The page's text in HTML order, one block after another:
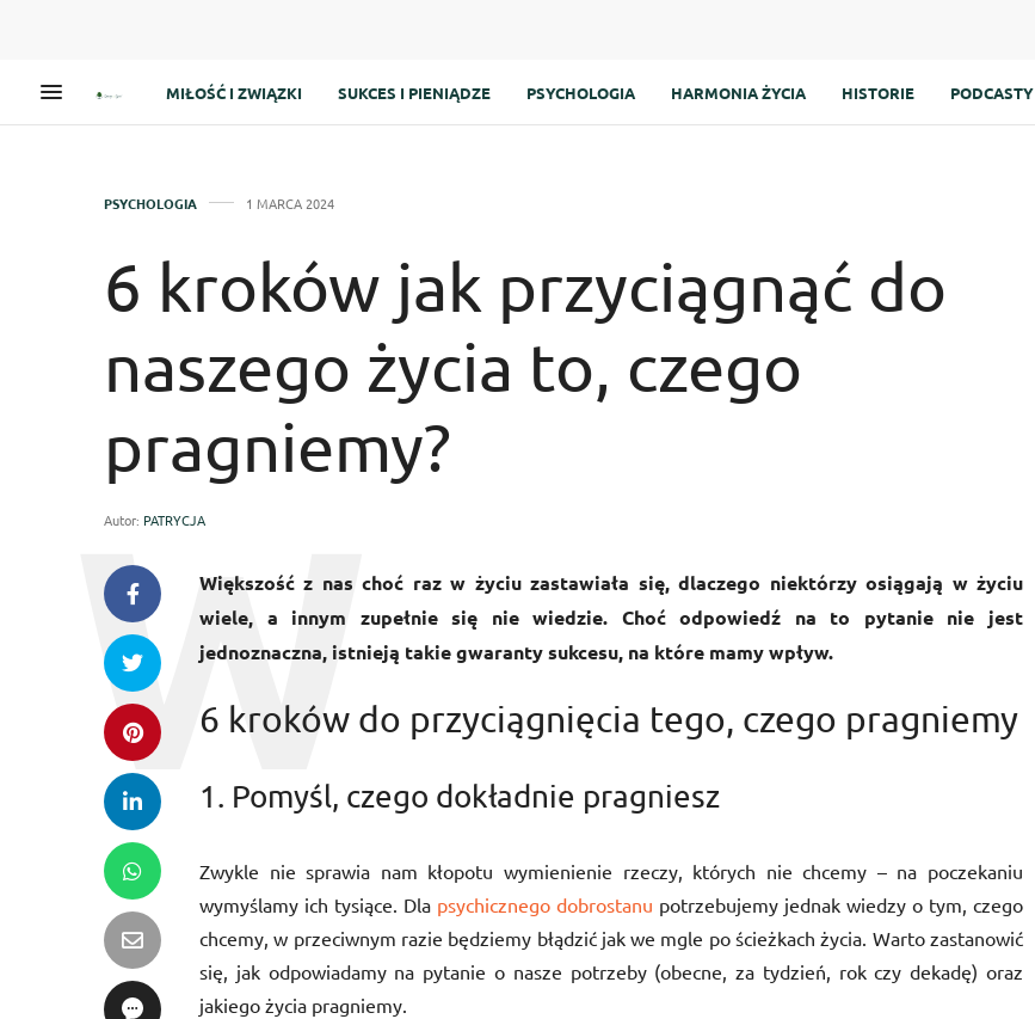
MIŁOŚĆ I ZWIĄZKI SUKCES I PIENIĄDZE PSYCHOLOGIA HARMONIA ŻYCIA HISTORIE PODCASTY
PSYCHOLOGIA 1 MARCA 2024
6 kroków jak przyciągnąć do
naszego życia to, czego
pragniemy?
Autor: PATRYCJA
Większość z nas choć raz w życiu zastawiała się, dlaczego niektórzy osiągają w życiu
wiele, a innym zupełnie się nie wiedzie. Choć odpowiedź na to pytanie nie jest
jednoznaczna, istnieją takie gwaranty sukcesu, na które mamy wpływ.
6 kroków do przyciągnięcia tego, czego pragniemy
1. Pomyśl, czego dokładnie pragniesz
Zwykle nie sprawia nam kłopotu wymienienie rzeczy, których nie chcemy – na poczekaniu
wymyślamy ich tysiące. Dla psychicznego dobrostanu potrzebujemy jednak wiedzy o tym, czego
chcemy, w przeciwnym razie będziemy błądzić jak we mgle po ścieżkach życia. Warto zastanowić
się, jak odpowiadamy na pytanie o nasze potrzeby (obecne, za tydzień, rok czy dekadę) oraz
jakiego życia pragniemy.